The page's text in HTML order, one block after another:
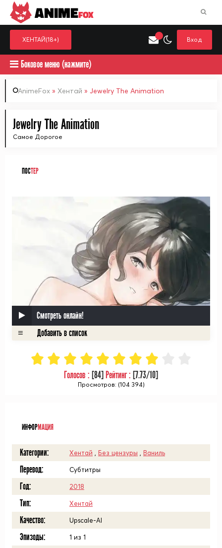
Выберите одну категорию для поиска
ANIMEFOX
ХЕНТАЙ(18+) Вход
Боковое меню (нажмите)
AnimeFox » Хентай » Jewelry The Animation
Jewelry The Animation
Самое Дорогое
ПОСТЕР
Смотреть онлайн!
Голосов : [84] Рейтинг : [7.73/10]
Просмотров: (104 394)
ИНФОРМАЦИЯ
Категории: Хентай Без цензуры Ваниль
Перевод: Субтитры
Год: 2018
Тип: Хентай
Качество: Upscale-AI
Эпизоды: 1 из 1